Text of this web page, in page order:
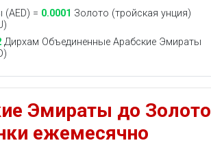
= 0.0001 Золото (тройская унция)
Дирхам Объединенные Арабские Эмираты
Эмираты до Золото
ежемесячно